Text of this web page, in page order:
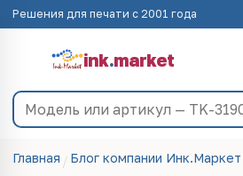
Решения для печати с 2001 года
ink.market
Главная Блог компании Инк.Маркет